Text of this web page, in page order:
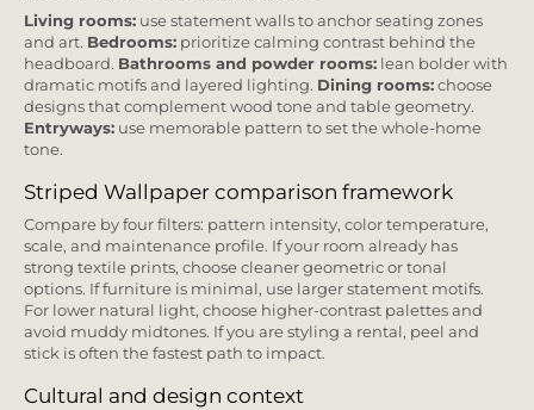
Living rooms: use statement walls to anchor seating zones
and art. Bedrooms: prioritize calming contrast behind the
headboard. Bathrooms and powder rooms: lean bolder with
dramatic motifs and layered lighting. Dining rooms: choose
designs that complement wood tone and table geometry.
Entryways: use memorable pattern to set the whole-home
tone.
Striped Wallpaper comparison framework
Compare by four filters: pattern intensity, color temperature,
scale, and maintenance profile. If your room already has
strong textile prints, choose cleaner geometric or tonal
options. If furniture is minimal, use larger statement motifs.
For lower natural light, choose higher-contrast palettes and
avoid muddy midtones. If you are styling a rental, peel and
stick is often the fastest path to impact.
Cultural and design context